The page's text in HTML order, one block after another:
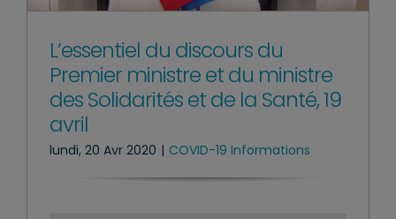
L’essentiel du discours du
Premier ministre et du ministre
des Solidarités et de la Santé, 19
avril
lundi, 20 Avr 2020 | COVID-19 Informations